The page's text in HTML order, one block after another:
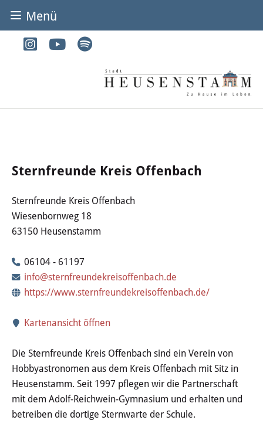
Sternfreunde Kreis Offenbach
Sternfreunde Kreis Offenbach
Wiesenbornweg 18
63150 Heusenstamm
06104 - 61197
info@sternfreundekreisoffenbach.de
https://www.sternfreundekreisoffenbach.de/
Kartenansicht öffnen
Die Sternfreunde Kreis Offenbach sind ein Verein von
Hobbyastronomen aus dem Kreis Offenbach mit Sitz in
Heusenstamm. Seit 1997 pflegen wir die Partnerschaft
mit dem Adolf-Reichwein-Gymnasium und erhalten und
betreiben die dortige Sternwarte der Schule.
Menü
BÜRGER & STADT
Heirat
Wertstoffhof
Wasser & Abwasser
Ortsgerichte & Schiedsamt
Verwaltung & Politik
Satzungen & Stadtrecht
Ausschreibungen